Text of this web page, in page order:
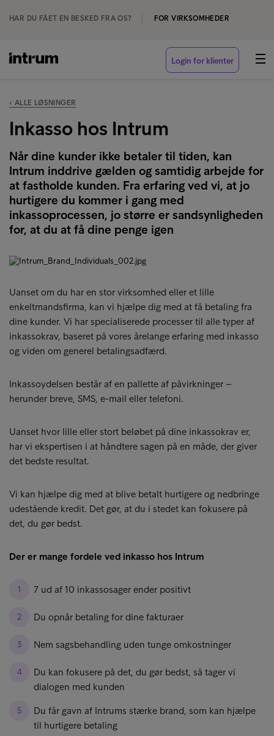
HAR DU FÅET EN BESKED FRA OS? FOR VIRKSOMHEDER
Login for klienter
‹ ALLE LØSNINGER
Inkasso hos Intrum
Når dine kunder ikke betaler til tiden, kan
Intrum inddrive gælden og samtidig arbejde for
at fastholde kunden. Fra erfaring ved vi, at jo
hurtigere du kommer i gang med
inkassoprocessen, jo større er sandsynligheden
for, at du at få dine penge igen
Uanset om du har en stor virksomhed eller et lille
enkeltmandsfirma, kan vi hjælpe dig med at få betaling fra
dine kunder. Vi har specialiserede processer til alle typer af
inkassokrav, baseret på vores årelange erfaring med inkasso
og viden om generel betalingsadfærd.
Inkassoydelsen består af en pallette af påvirkninger –
herunder breve, SMS, e-mail eller telefoni.
Uanset hvor lille eller stort beløbet på dine inkassokrav er,
har vi ekspertisen i at håndtere sagen på en måde, der giver
det bedste resultat.
Vi kan hjælpe dig med at blive betalt hurtigere og nedbringe
udestående kredit. Det gør, at du i stedet kan fokusere på
det, du gør bedst.
Der er mange fordele ved inkasso hos Intrum
7 ud af 10 inkassosager ender positivt
Du opnår betaling for dine fakturaer
Nem sagsbehandling uden tunge omkostninger
Du kan fokusere på det, du gør bedst, så tager vi
dialogen med kunden
Du får gavn af Intrums stærke brand, som kan hjælpe
til hurtigere betaling